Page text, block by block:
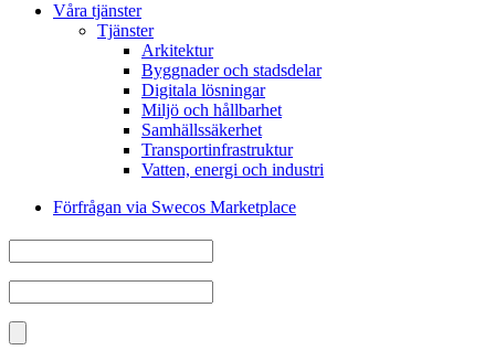
Våra tjänster
Tjänster
Arkitektur
Byggnader och stadsdelar
Digitala lösningar
Miljö och hållbarhet
Samhällssäkerhet
Transportinfrastruktur
Vatten, energi och industri
Förfrågan via Swecos Marketplace